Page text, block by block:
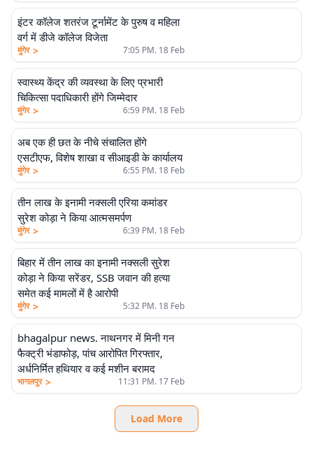
इंटर कॉलेज शतरंज टूर्नामेंट के पुरुष व महिला
वर्ग में डीजे कॉलेज विजेता
मुंगेर > 7:05 PM. 18 Feb
स्वास्थ्य केंद्र की व्यवस्था के लिए प्रभारी
चिकित्सा पदाधिकारी होंगे जिम्मेदार
मुंगेर > 6:59 PM. 18 Feb
अब एक ही छत के नीचे संचालित होंगे
एसटीएफ, विशेष शाखा व सीआइडी के कार्यालय
मुंगेर > 6:55 PM. 18 Feb
तीन लाख के इनामी नक्सली एरिया कमांडर
सुरेश कोड़ा ने किया आत्मसमर्पण
मुंगेर > 6:39 PM. 18 Feb
बिहार में तीन लाख का इनामी नक्सली सुरेश
कोड़ा ने किया सरेंडर, SSB जवान की हत्या
समेत कई मामलों में है आरोपी
मुंगेर > 5:32 PM. 18 Feb
bhagalpur news. नाथनगर में मिनी गन
फैक्ट्री भंडाफोड़, पांच आरोपित गिरफ्तार,
अर्धनिर्मित हथियार व कई मशीन बरामद
भागलपुर > 11:31 PM. 17 Feb
Load More